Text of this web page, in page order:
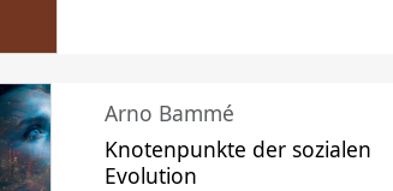
Arno Bammé
Knotenpunkte der sozialen
Evolution